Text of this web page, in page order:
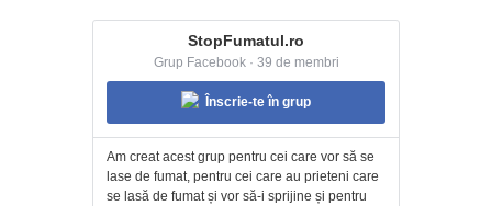
StopFumatul.ro
Grup Facebook · 39 de membri
Înscrie-te în grup
Am creat acest grup pentru cei care vor să se
lase de fumat, pentru cei care au prieteni care
se lasă de fumat și vor să-i sprijine și pentru